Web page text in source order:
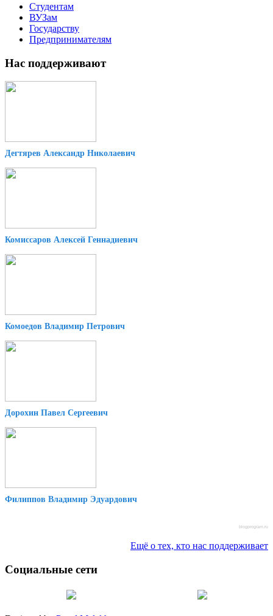
Студентам
ВУЗам
Государству
Предпринимателям
Нас поддерживают
Дегтярев Александр Николаевич
Комиссаров Алексей Геннадиевич
Комоедов Владимир Петрович
Дорохин Павел Сергеевич
Филиппов Владимир Эдуардович
blogprogram.ru
Ещё о тех, кто нас поддерживает
Социальные сети